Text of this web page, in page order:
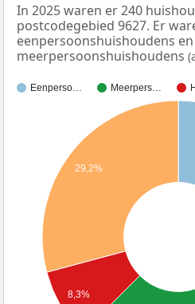
In 2025 waren er 240
postcodegebied 9627. Er
eenpersoonshuishoudens
meerpersoonshuishoudens
Eenperso… Meerpers…
29,2%
8,3%